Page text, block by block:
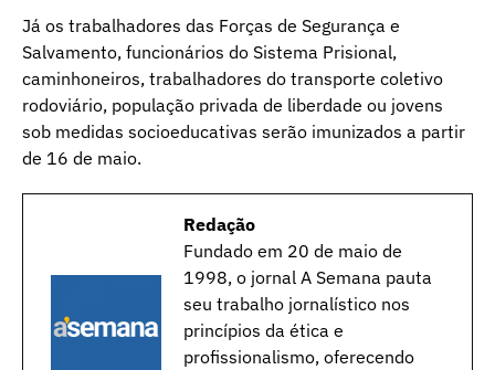
Já os trabalhadores das Forças de Segurança e
Salvamento, funcionários do Sistema Prisional,
caminhoneiros, trabalhadores do transporte coletivo
rodoviário, população privada de liberdade ou jovens
sob medidas socioeducativas serão imunizados a partir
de 16 de maio.
Redação
Fundado em 20 de maio de
1998, o jornal A Semana pauta
seu trabalho jornalístico nos
princípios da ética e
profissionalismo, oferecendo